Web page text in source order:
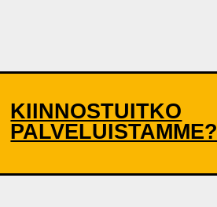
KIINNOSTUITKO
PALVELUISTAMME?